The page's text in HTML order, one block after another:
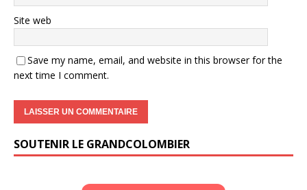
Site web
Save my name, email, and website in this browser for the
next time I comment.
SOUTENIR LE GRANDCOLOMBIER